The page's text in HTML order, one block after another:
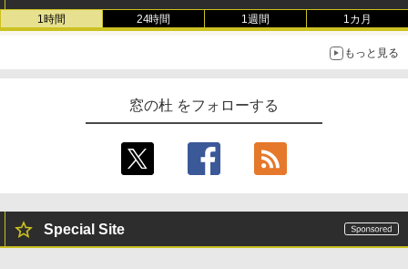
1時間 24時間 1週間 1カ月
もっと見る
窓の杜 をフォローする
Special Site